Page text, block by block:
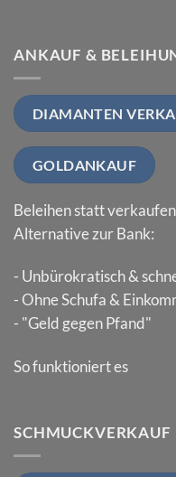
ANKAUF &
DIAMANTEN
GOLDANKAUF
Beleihen statt
Alternative zur Bank:
- Unbürokratisch &
- Ohne Schufa &
- "Geld gegen Pfand"
So funktioniert es
SCHMUCKVERKAUF